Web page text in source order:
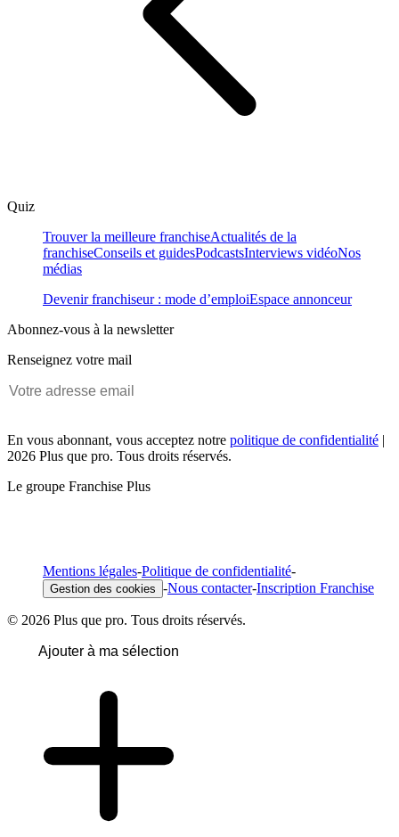
Quiz
Trouver la meilleure franchiseActualités de la
franchiseConseils et guidesPodcastsInterviews vidéoNos
médias
Devenir franchiseur : mode d’emploiEspace annonceur
Abonnez-vous à la newsletter
Renseignez votre mail
En vous abonnant, vous acceptez notre politique de confidentialité |
2026 Plus que pro. Tous droits réservés.
Le groupe Franchise Plus
Mentions légales-Politique de confidentialité-
Gestion des cookies -Nous contacter-Inscription Franchise
© 2026 Plus que pro. Tous droits réservés.
Ajouter à ma sélection